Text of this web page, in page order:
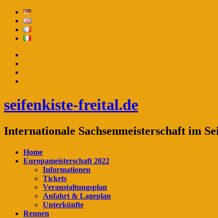
seifenkiste-freital.de
Internationale Sachsenmeisterschaft im
Home
Europameisterschaft 2022
Informationen
Tickets
Veranstaltungsplan
Anfahrt & Lageplan
Unterkünfte
Rennen